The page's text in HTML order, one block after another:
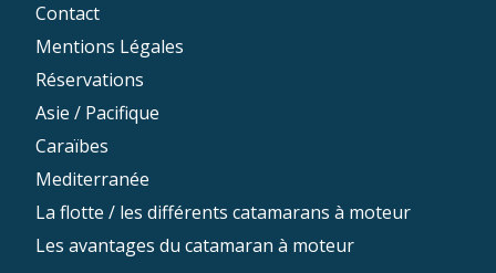
Contact
Mentions Légales
Réservations
Asie / Pacifique
Caraïbes
Mediterranée
La flotte / les différents catamarans à moteur
Les avantages du catamaran à moteur